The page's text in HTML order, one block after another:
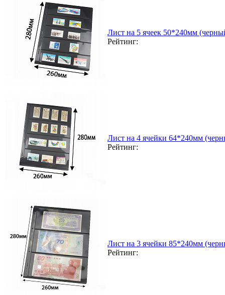
Лист на 5 ячеек 50*240мм
Рейтинг:
Лист на 4 ячейки 64*240мм
Рейтинг:
Лист на 3 ячейки 85*240мм
Рейтинг: